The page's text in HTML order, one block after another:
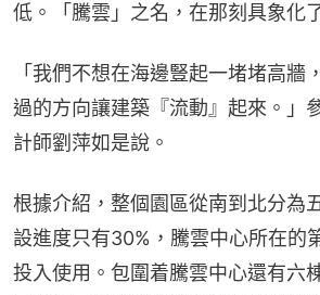
低。「騰雲」之名，在那刻具象化
「我們不想在海邊豎起一堵堵高牆
過的方向讓建築『流動』起來。」
計師劉萍如是說。
根據介紹，整個園區從南到北分為
設進度只有30%，騰雲中心所在的
投入使用。包圍着騰雲中心還有六